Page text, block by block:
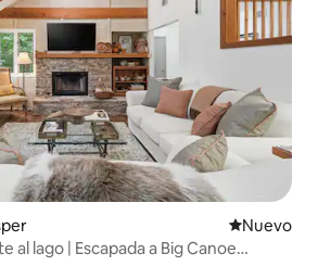
Nuevo
Nuevo
al lago | Escapada a Big Canoe